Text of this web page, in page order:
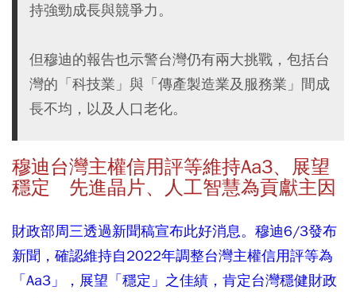
持強勁成長與競爭力。
但穆迪的報告也示警台灣仍有兩大挑戰，包括台
灣的「科技業」與「傳產製造業及服務業」間成
長不均，以及人口老化。
穆迪台灣主權信用評等維持Aa3、展望
穩定 先進晶片、人工智慧為貢獻主因
財政部周三透過新聞稿宣布此好消息。穆迪6/3發布
新聞，確認維持自2022年調整台灣主權信用評等為
「Aa3」，展望「穩定」之佳績，肯定台灣穩健財政